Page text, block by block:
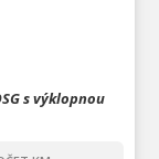
s výklopnou